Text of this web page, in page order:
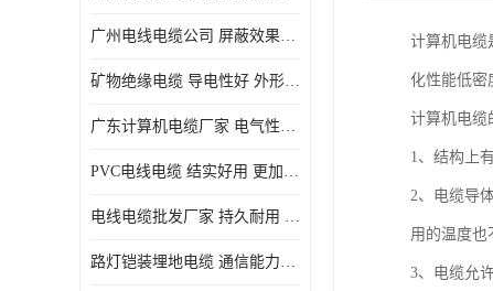
广州电线电缆公司 屏蔽效果良好 拆卸安装方便
矿物绝缘电缆 导电性好 外形美观大方
广东计算机电缆厂家 电气性能稳定 外形美观大方
PVC电线电缆 结实好用 更加省时省力
电线电缆批发厂家 持久耐用 铜芯含量高
路灯铠装埋地电缆 通信能力强 受外界干扰小
计算机电缆
化性能低密
计算机电缆
1、结构上
2、电缆导
用的温度也
3、电缆允